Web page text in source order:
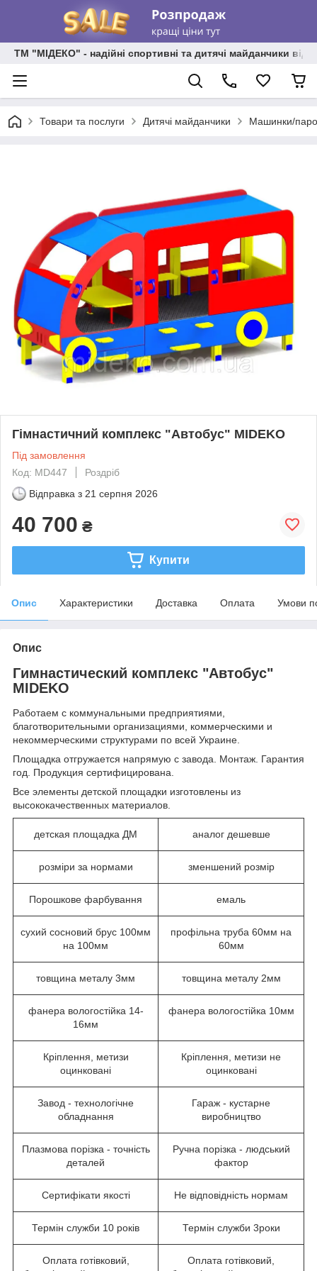
ТМ "МІДЕКО" - надійні спортивні та дитячі майданчики від
Товари та послуги Дитячі майданчики Машинки/
Гімнастичний комплекс "Автобус" MIDEKO
Під замовлення
Код: MD447
Роздріб
Відправка з 21 серпня 2026
40 700 ₴
Купити
Опис Характеристики Доставка Оплата Умови
Опис
Гимнастический комплекс "Автобус"
MIDEKO
Работаем с коммунальными предприятиями,
благотворительными организациями, коммерческими и
некоммерческими структурами по всей Украине.
Площадка отгружается напрямую с завода. Монтаж. Гарантия
год. Продукция сертифицирована.
Все элементы детской площадки изготовлены из
высококачественных материалов.
детская площадка ДМ аналог дешевше
розміри за нормами зменшений розмір
Порошкове фарбування емаль
сухий сосновий брус 100мм
на 100мм
профільна труба 60мм на
60мм
товщина металу 3мм товщина металу 2мм
фанера вологостійка 14-
16мм
фанера вологостійка 10мм
Кріплення, метизи
оцинковані
Кріплення, метизи не
оцинковані
Завод - технологічне
обладнання
Гараж - кустарне
виробництво
Плазмова порізка - точність
деталей
Ручна порізка - людський
фактор
Сертифікати якості Не відповідність нормам
Термін служби 10 років Термін служби 3роки
Оплата готівковий,
Оплата готівковий,